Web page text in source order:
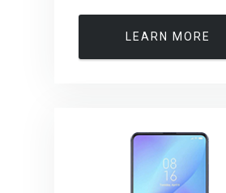
LEARN MORE